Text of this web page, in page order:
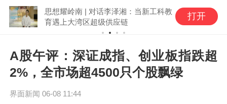
思想耀岭南 | 对话李泽湘：当新工科教
育遇上大湾区超级供应链
打开
A股午评：深证成指、创业板指跌超
2%，全市场超4500只个股飘绿
界面新闻06-08 11:44